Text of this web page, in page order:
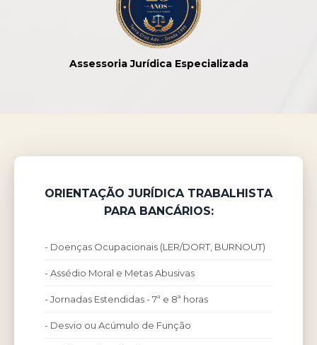
Assessoria Jurídica Especializada
ORIENTAÇÃO JURÍDICA TRABALHISTA
PARA BANCÁRIOS:
- Doenças Ocupacionais (LER/DORT, BURNOUT)
- Assédio Moral e Metas Abusivas
- Jornadas Estendidas - 7ª e 8ª horas
- Desvio ou Acúmulo de Função